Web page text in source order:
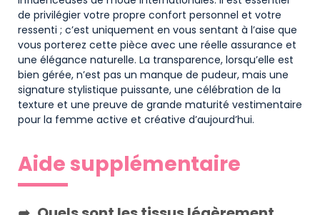
de privilégier votre propre confort personnel et votre
ressenti ; c’est uniquement en vous sentant à l’aise que
vous porterez cette pièce avec une réelle assurance et
une élégance naturelle. La transparence, lorsqu’elle est
bien gérée, n’est pas un manque de pudeur, mais une
signature stylistique puissante, une célébration de la
texture et une preuve de grande maturité vestimentaire
pour la femme active et créative d’aujourd’hui.
Aide supplémentaire